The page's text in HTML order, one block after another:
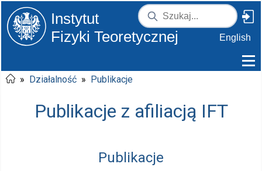
Instytut
Fizyki Teoretycznej
English
» Działalność » Publikacje
Publikacje z afiliacją IFT
Publikacje